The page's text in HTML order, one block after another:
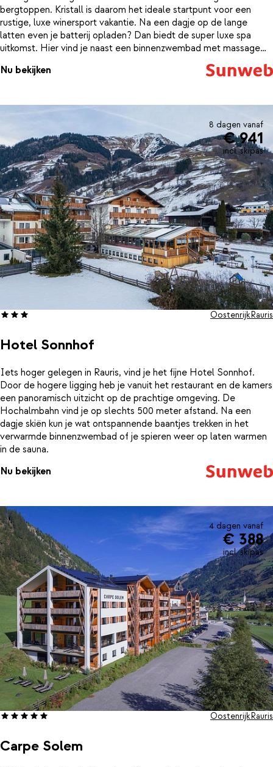
bergtoppen. Kristall is daarom het ideale startpunt voor een
rustige, luxe winersport vakantie. Na een dagje op de lange
latten even je batterij opladen? Dan biedt de super luxe spa
uitkomst. Hier vind je naast een binnenzwembad met massage
infraroodcabine en nog meer fijne ontspanningsfaciliteiten.
Nu bekijken
8 dagen vanaf
€ 941
incl. skipas
Hotel Sonnhof
OostenrijkRauris
Iets hoger gelegen in Rauris, vind je het fijne Hotel Sonnhof.
Door de hogere ligging heb je vanuit het restaurant en de kamers
een panoramisch uitzicht op de prachtige omgeving. De
Hochalmbahn vind je op slechts 500 meter afstand. Na een
dagje skiën kun je wat ontspannende baantjes trekken in het
verwarmde binnenzwembad of je spieren weer op laten warmen
in de sauna.
Nu bekijken
4 dagen vanaf
€ 388
incl. skipas
Carpe Solem
OostenrijkRauris